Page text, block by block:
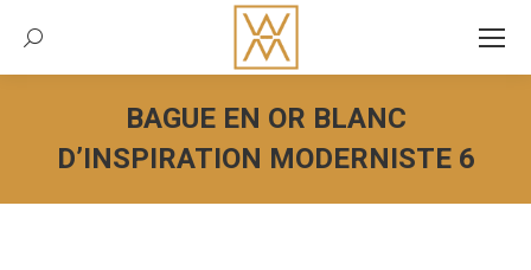
Recherche:
BAGUE EN OR BLANC
D’INSPIRATION MODERNISTE 6
Vous êtes ici :